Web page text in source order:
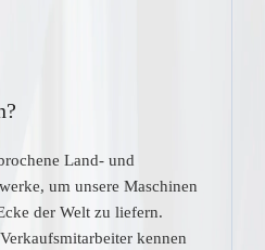
Land- und
um unsere Maschinen
der Welt zu liefern.
kennen